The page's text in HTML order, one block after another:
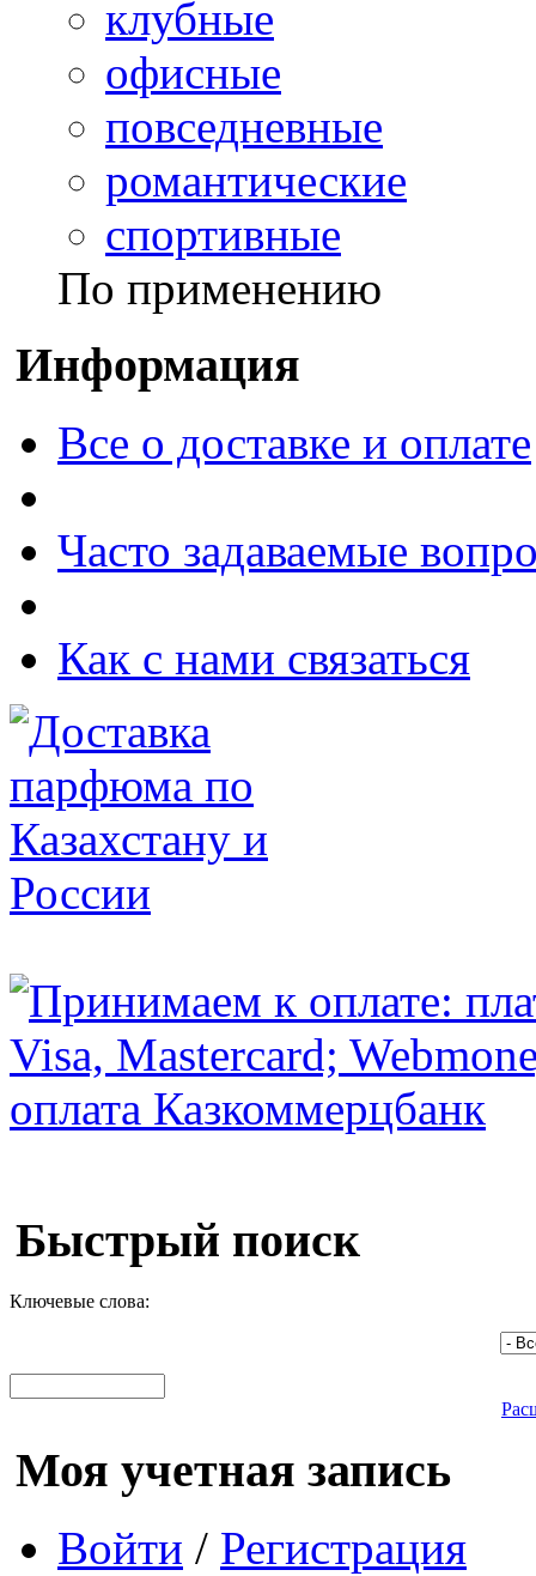
клубные
офисные
повседневные
романтические
спортивные
По применению
Информация
Все о доставке и оплате
Часто задаваемые
Как с нами связаться
Быстрый поиск
Ключевые слова:
Моя учетная запись
Войти / Регистрация